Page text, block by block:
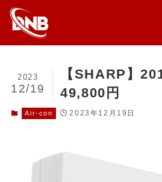
【SHARP】
49,800円
2023
12/19
Air-con 2023年12月19日